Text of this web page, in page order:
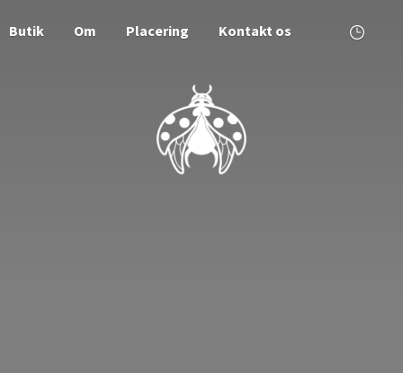
Butik Om Placering Kontakt os